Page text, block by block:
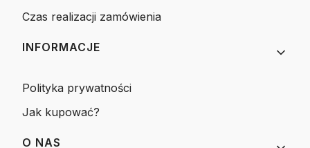
Czas realizacji zamówienia
INFORMACJE
Polityka prywatności
Jak kupować?
O NAS